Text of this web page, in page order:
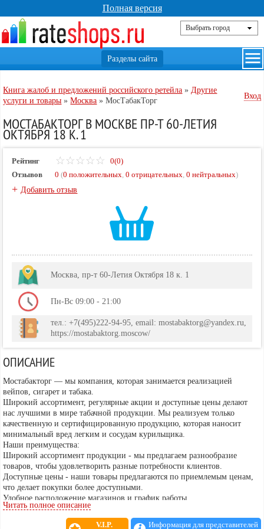
Полная версия
Книга жалоб и предложений российского ретейла »Другие
услуги и товары »Москва »МосТабакТорг
Вход
МОСТАБАКТОРГ В МОСКВЕ ПР-Т 60-ЛЕТИЯ
ОКТЯБРЯ 18 К. 1
Рейтинг
0(0)
Отзывов
0 (0 положительных,0 отрицательных,0 нейтральных)
+Добавить отзыв
Москва, пр-т 60-Летия Октября 18 к. 1
Пн-Вс 09:00 - 21:00
тел.: +7(495)222-94-95, email: mostabaktorg@yandex.ru,
https://mostabaktorg.moscow/
ОПИСАНИЕ
Мостабакторг — мы компания, которая занимается реализацией
вейпов, сигарет и табака.
Широкий ассортимент, регулярные акции и доступные цены делают
нас лучшими в мире табачной продукции. Мы реализуем только
качественную и сертифицированную продукцию, которая наносит
минимальный вред легким и сосудам курильщика.
Наши преимущества:
Широкий ассортимент продукции - мы предлагаем разнообразие
товаров, чтобы удовлетворить разные потребности клиентов.
Доступные цены - наши товары предлагаются по приемлемым ценам,
что делает покупки более доступными.
Удобное расположение магазинов и график работы.
Профессиональное обслуживание - наши консультанты готовы ответить
на все ваши вопросы и помочь выбрать подходящий товар.
Читать полное описание
V.I.P.
Информация для представителей